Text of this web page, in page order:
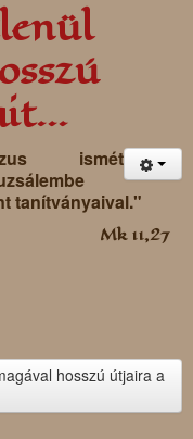
ismét
tanítványaival."
Mk 11,27
hosszú útjaira a